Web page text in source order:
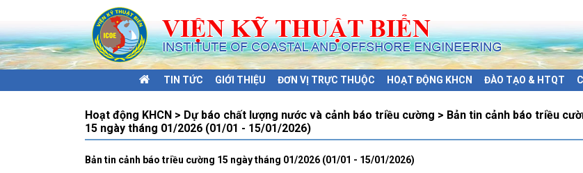
TIN TỨC GIỚI THIỆU ĐƠN VỊ TRỰC THUỘC HOẠT ĐỘNG KHCN ĐÀO TẠO & HTQT
Hoạt động KHCN > Dự báo chất lượng nước và cảnh báo triều cường > Bản tin cảnh báo triều
15 ngày tháng 01/2026 (01/01 - 15/01/2026)
Bản tin cảnh báo triều cường 15 ngày tháng 01/2026 (01/01 - 15/01/2026)